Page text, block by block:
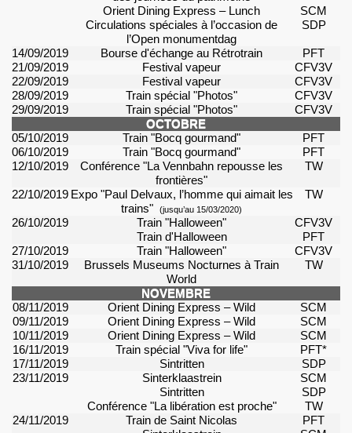
Orient Dining Express – Lunch
SCM
Circulations spéciales à l’occasion de
l’Open monumentdag
SDP
14/09/2019 Bourse d'échange au Rétrotrain
PFT
21/09/2019
Festival vapeur
CFV3V
22/09/2019
Festival vapeur
CFV3V
28/09/2019
Train spécial "Photos"
CFV3V
29/09/2019
Train spécial "Photos"
CFV3V
OCTOBRE
05/10/2019
Train "Bocq gourmand"
PFT
06/10/2019
Train "Bocq gourmand"
PFT
12/10/2019
Conférence "La Vennbahn repousse les
frontières"
TW
22/10/2019 Expo "Paul Delvaux, l’homme qui aimait les
trains"
(jusqu’au 15/03/2020)
TW
26/10/2019 Train "Halloween"
CFV3V
Train d'Halloween
PFT
27/10/2019
Train "Halloween"
CFV3V
31/10/2019
Brussels Museums Nocturnes à Train
World
TW
NOVEMBRE
08/11/2019
Orient Dining Express – Wild
SCM
09/11/2019
Orient Dining Express – Wild
SCM
10/11/2019
Orient Dining Express – Wild
SCM
16/11/2019
Train spécial "Viva for life"
PFT*
17/11/2019
Sintritten
SDP
23/11/2019
Sinterklaastrein
SCM
Sintritten
SDP
Conférence "La libération est proche"
TW
24/11/2019
Train de Saint Nicolas
PFT